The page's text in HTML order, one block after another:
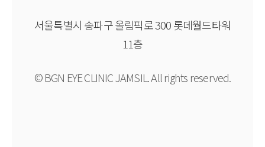
서울특별시 송파구 올림픽로 300 롯데월드타워
11층
© BGN EYE CLINIC JAMSIL. All rights reserved.